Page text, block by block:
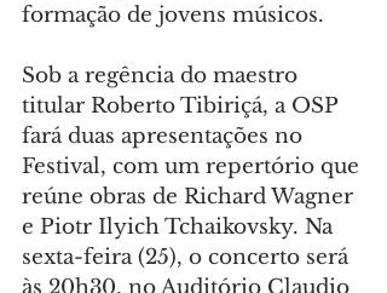
formação de jovens músicos.
Sob a regência do maestro
titular Roberto Tibiriçá, a OSP
fará duas apresentações no
Festival, com um repertório que
reúne obras de Richard Wagner
e Piotr Ilyich Tchaikovsky. Na
sexta-feira (25), o concerto será